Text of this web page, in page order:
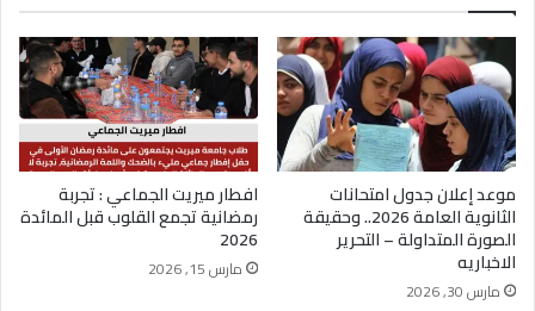
موعد إعلان جدول امتحانات
الثانوية العامة 2026.. وحقيقة
الصورة المتداولة – التحرير
الاخباريه
مارس 30, 2026
افطار ميريت الجماعي : تجربة
رمضانية تجمع القلوب قبل المائدة
2026
مارس 15, 2026